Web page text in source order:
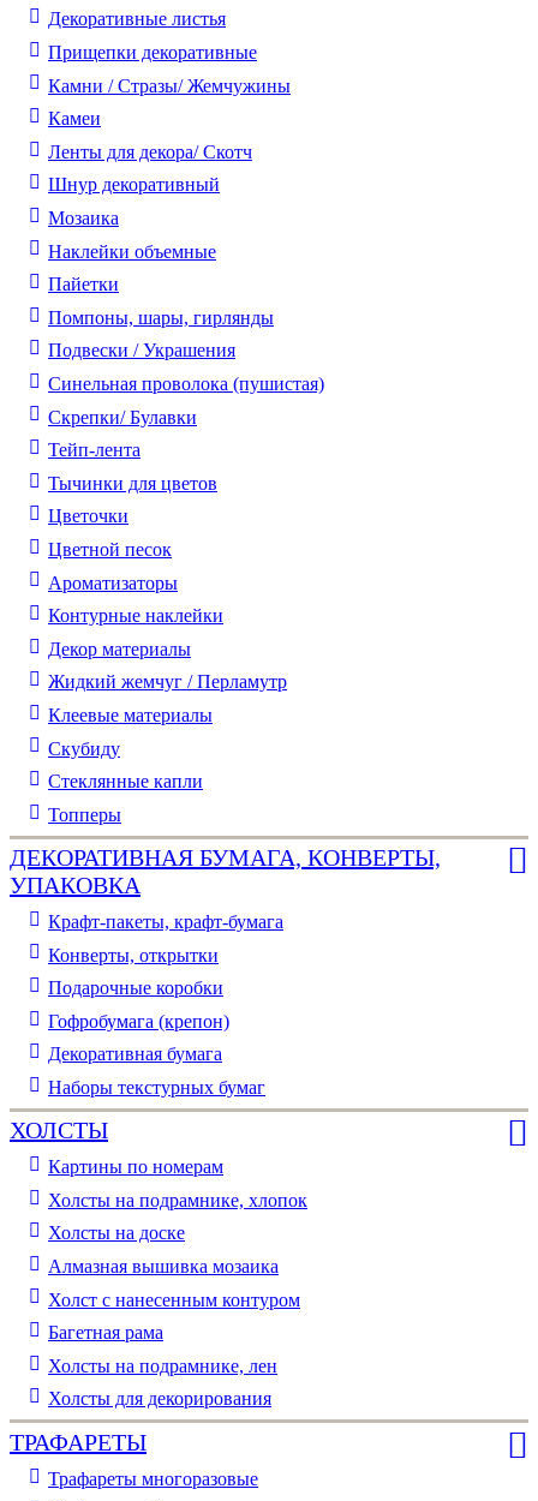
Декоративные листья
Прищепки декоративные
Камни / Cтразы/ Жемчужины
Камеи
Ленты для декора/ Скотч
Шнур декоративный
Мозаика
Наклейки объемные
Пайетки
Помпоны, шары, гирлянды
Подвески / Украшения
Синельная проволока (пушистая)
Скрепки/ Булавки
Тейп-лента
Тычинки для цветов
Цветочки
Цветной песок
Ароматизаторы
Контурные наклейки
Декор материалы
Жидкий жемчуг / Перламутр
Клеевые материалы
Скубиду
Стеклянные капли
Топперы
ДЕКОРАТИВНАЯ БУМАГА, КОНВЕРТЫ,
УПАКОВКА
Крафт-пакеты, крафт-бумага
Конверты, открытки
Подарочные коробки
Гофробумага (крепон)
Декоративная бумага
Наборы текстурных бумаг
ХОЛСТЫ
Картины по номерам
Холсты на подрамнике, хлопок
Холсты на доске
Алмазная вышивка мозаика
Холст с нанесенным контуром
Багетная рама
Холсты на подрамнике, лен
Холсты для декорирования
ТРАФАРЕТЫ
Трафареты многоразовые